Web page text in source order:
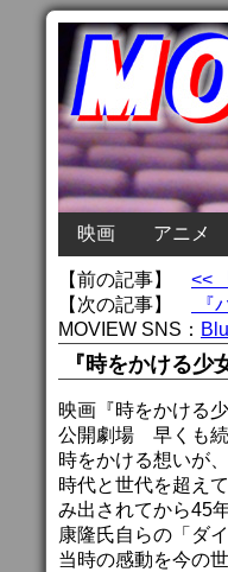
映画 アニメ
【前の記事】 <<
【次の記事】
『
MOVIEW SNS：
『時をかける
映画『時をかける少
公開劇場 早くも続
時をかける想いが
時代と世代を超え
み出されてから45
康隆氏自らの「ダ
当時の感動を今の